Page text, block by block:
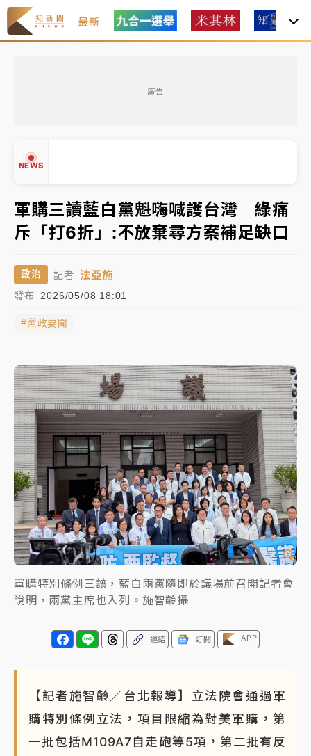
最新
廣告
NEWS
有片｜
連根拔起
中颱白海豚風雨來了！中部以北防豪雨 今晚、明天影
響最劇烈
白海豚逼近！北市水門只出不進 未移置車輛最高罰
油價持續凍漲！ 中油宣布下周一汽柴油價格維持不變
有片｜ 白海豚暴風圈逼近！新北淡水赫見龍捲風 榕樹
連根拔起
中颱白海豚風雨來了！中部以北防豪雨 今晚、明天影
響最劇烈
白海豚逼近！北市水門只出不進 未移置車輛最高罰
4800＋拖吊費
軍購三讀藍白黨魁嗨喊護台灣 綠痛
斥「打6折」:不放棄尋方案補足缺口
政治 記者 法亞施
發布 2026/05/08 18:01
#黨政要聞
軍購特別條例三讀，藍白兩黨隨即於議場前召開記者會
說明，兩黨主席也入列。施智齡攝
連結 訂閱 APP
【記者施智齡／台北報導】立法院會通過軍
購特別條例立法，項目限縮為對美軍購，第
一批包括M109A7自走砲等5項，第二批有反